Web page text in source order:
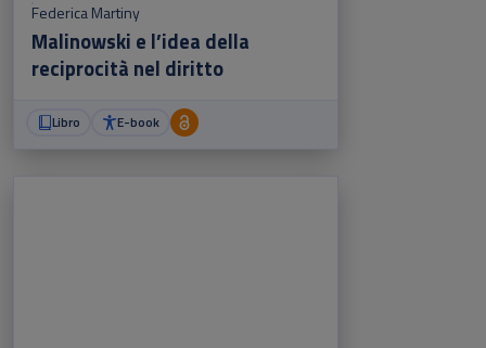
Federica Martiny
Malinowski e l’idea della
reciprocità nel diritto
Libro E-book